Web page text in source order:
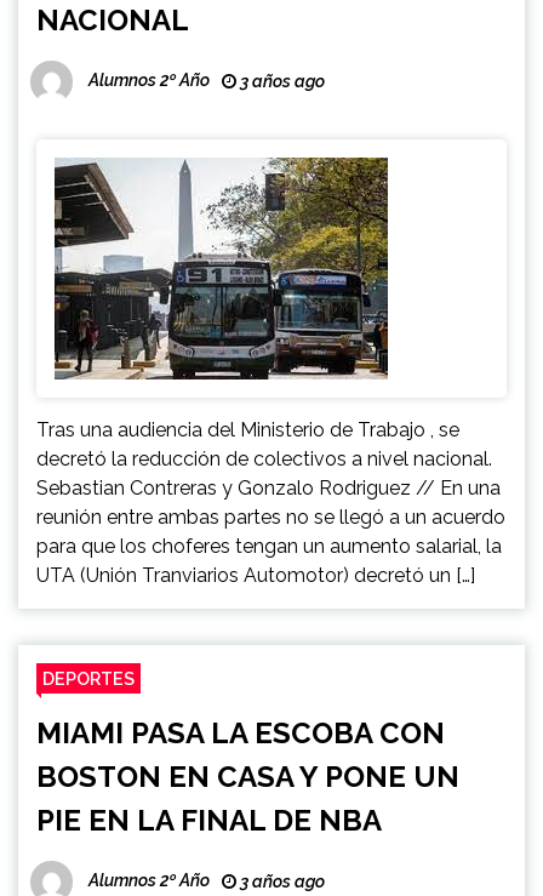
NACIONAL
Alumnos 2º Año 3 años ago
Tras una audiencia del Ministerio de Trabajo , se
decretó la reducción de colectivos a nivel nacional.
Sebastian Contreras y Gonzalo Rodriguez // En una
reunión entre ambas partes no se llegó a un acuerdo
para que los choferes tengan un aumento salarial, la
UTA (Unión Tranviarios Automotor) decretó un […]
DEPORTES
MIAMI PASA LA ESCOBA CON
BOSTON EN CASA Y PONE UN
PIE EN LA FINAL DE NBA
Alumnos 2º Año 3 años ago